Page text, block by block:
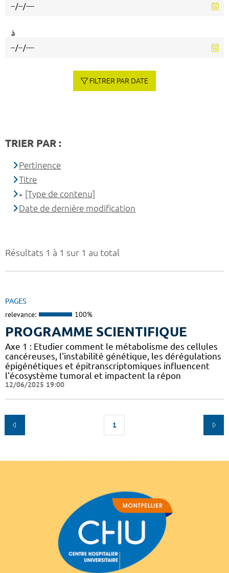
Résultats 1 à 1 sur 1 au total
PAGES
relevance: 100%
PROGRAMME SCIENTIFIQUE
Axe 1 : Etudier comment le métabolisme des cellules
cancéreuses, l'instabilité génétique, les dérégulations
épigénétiques et épitranscriptomiques influencent
l'écosystème tumoral et impactent la répon
12/06/2025 19:00
1
à
FILTRER PAR DATE
TRIER PAR :
Pertinence
Titre
[Type de contenu]
Date de dernière modification